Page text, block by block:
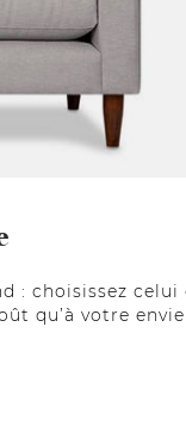
: choisissez celui
qu’à votre